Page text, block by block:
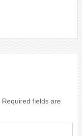
Required fields are